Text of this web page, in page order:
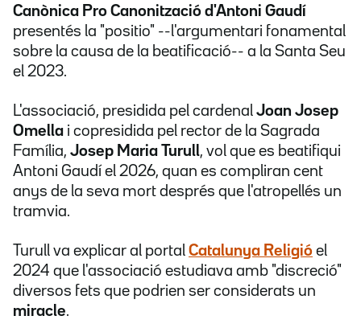
Canònica Pro Canonització d'Antoni Gaudí
presentés la "positio" --l'argumentari fonamental
sobre la causa de la beatificació-- a la Santa Seu
el 2023.
L'associació, presidida pel cardenal Joan Josep
Omella i copresidida pel rector de la Sagrada
Família, Josep Maria Turull, vol que es beatifiqui
Antoni Gaudí el 2026, quan es compliran cent
anys de la seva mort després que l'atropellés un
tramvia.
Turull va explicar al portal Catalunya Religió el
2024 que l'associació estudiava amb "discreció"
diversos fets que podrien ser considerats un
miracle.